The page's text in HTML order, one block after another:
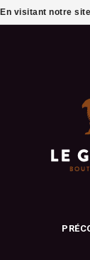
En visitant notre